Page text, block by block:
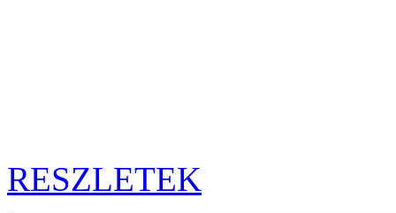
RESZLETEK